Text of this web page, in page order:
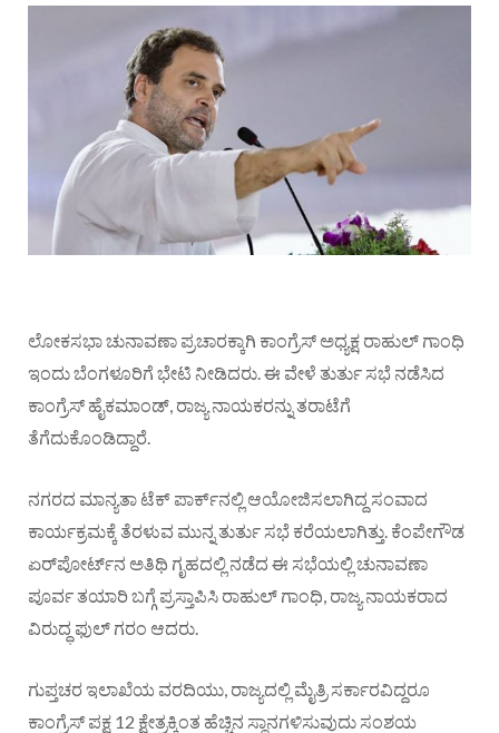
ಲೋಕಸಭಾ ಚುನಾವಣಾ ಪ್ರಚಾರಕ್ಕಾಗಿ ಕಾಂಗ್ರೆಸ್ ಅಧ್ಯಕ್ಷ ರಾಹುಲ್ ಗಾಂಧಿ
ಇಂದು ಬೆಂಗಳೂರಿಗೆ ಭೇಟಿ ನೀಡಿದರು. ಈ ವೇಳೆ ತುರ್ತು ಸಭೆ ನಡೆಸಿದ
ಕಾಂಗ್ರೆಸ್ ಹೈಕಮಾಂಡ್, ರಾಜ್ಯ ನಾಯಕರನ್ನು ತರಾಟೆಗೆ
ತೆಗೆದುಕೊಂಡಿದ್ದಾರೆ.
ನಗರದ ಮಾನ್ಯತಾ ಟೆಕ್​ ಪಾರ್ಕ್​ನಲ್ಲಿ ಆಯೋಜಿಸಲಾಗಿದ್ದ ಸಂವಾದ
ಕಾರ್ಯಕ್ರಮಕ್ಕೆ ತೆರಳುವ ಮುನ್ನ ತುರ್ತು ಸಭೆ ಕರೆಯಲಾಗಿತ್ತು. ಕೆಂಪೇಗೌಡ
ಏರ್​ಪೋರ್ಟ್​ನ ಅತಿಥಿ ಗೃಹದಲ್ಲಿ ನಡೆದ ಈ ಸಭೆಯಲ್ಲಿ ಚುನಾವಣಾ
ಪೂರ್ವ ತಯಾರಿ ಬಗ್ಗೆ ಪ್ರಸ್ತಾಪಿಸಿ ರಾಹುಲ್ ಗಾಂಧಿ, ರಾಜ್ಯ ನಾಯಕರಾದ
ವಿರುದ್ಧ ಫುಲ್ ಗರಂ ಆದರು.
ಗುಪ್ತಚರ ಇಲಾಖೆಯ ವರದಿಯು, ರಾಜ್ಯದಲ್ಲಿ ಮೈತ್ರಿ ಸರ್ಕಾರವಿದ್ದರೂ
ಕಾಂಗ್ರೆಸ್ ಪಕ್ಷ 12 ಕ್ಷೇತ್ರಕ್ಕಿಂತ ಹೆಚ್ಚಿನ ಸ್ಥಾನಗಳಿಸುವುದು ಸಂಶಯ